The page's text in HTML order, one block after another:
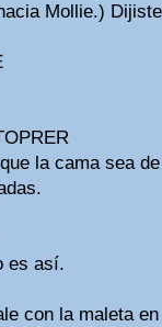
Mollie.)
la cama sea
es así.
con la maleta